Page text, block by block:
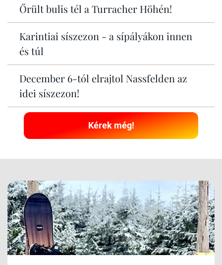
Őrült bulis tél a Turracher Höhén!
Karintiai síszezon - a sípályákon innen
és túl
December 6-tól elrajtol Nassfelden az
idei síszezon!
Kérek még!